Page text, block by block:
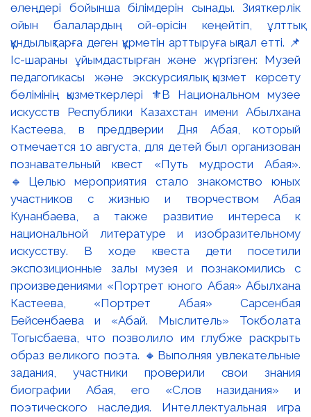
өлеңдері бойынша білімдерін сынады. Зияткерлік
ойын балалардың ой-өрісін кеңейтіп, ұлттық
құндылықтарға деген құрметін арттыруға ықпал етті. 📌
Іс-шараны ұйымдастырған және жүргізген: Музей
педагогикасы және экскурсиялық қызмет көрсету
бөлімінің қызметкерлері ⚜️В Национальном музее
искусств Республики Казахстан имени Абылхана
Кастеева, в преддверии Дня Абая, который
отмечается 10 августа, для детей был организован
познавательный квест «Путь мудрости Абая».
🔹Целью мероприятия стало знакомство юных
участников с жизнью и творчеством Абая
Кунанбаева, а также развитие интереса к
национальной литературе и изобразительному
искусству. В ходе квеста дети посетили
экспозиционные залы музея и познакомились с
произведениями «Портрет юного Абая» Абылхана
Кастеева, «Портрет Абая» Сарсенбая
Бейсенбаева и «Абай. Мыслитель» Токболата
Тогысбаева, что позволило им глубже раскрыть
образ великого поэта. 🔸Выполняя увлекательные
задания, участники проверили свои знания
биографии Абая, его «Слов назидания» и
поэтического наследия. Интеллектуальная игра